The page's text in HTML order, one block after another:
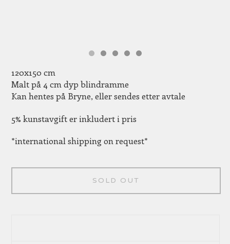
120x150 cm
Malt på 4 cm dyp blindramme
Kan hentes på Bryne, eller sendes etter avtale
5% kunstavgift er inkludert i pris
*international shipping on request*
SOLD OUT